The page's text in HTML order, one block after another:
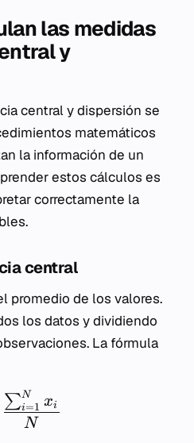
las medidas
y
central y dispersión se
matemáticos
la información de un
estos cálculos es
correctamente la
central
promedio de los valores.
los datos y dividiendo
La fórmula
N
∑i=1
N xi